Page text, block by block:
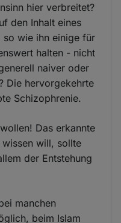
hier verbreitet?
den Inhalt eines
so wie ihn einige für
halten - nicht
naiver oder
Die hervorgekehrte
Schizophrenie.
Das erkannte
will, sollte
der Entstehung
manchen
beim Islam